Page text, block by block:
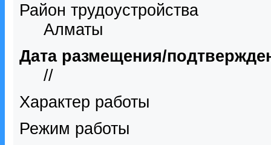
Район трудоустройства
Алматы
Дата размещения/
//
Характер работы
Режим работы